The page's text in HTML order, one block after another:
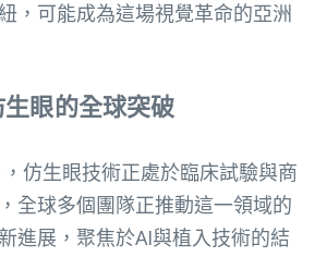
，可能成為這場視覺革命的亞洲
眼的全球突破
仿生眼技術正處於臨床試驗與商
全球多個團隊正推動這一領域的
進展，聚焦於AI與植入技術的結